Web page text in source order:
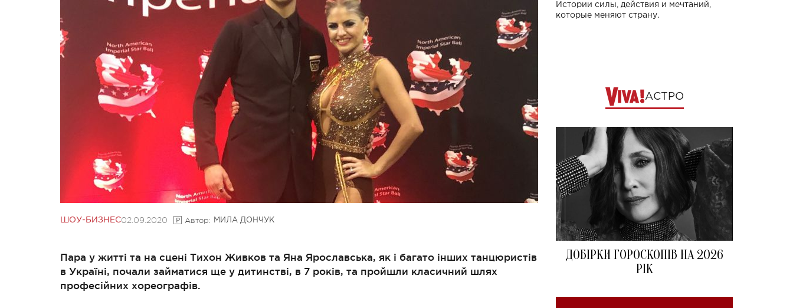
ШОУ-БИЗНЕС02.09.2020 Автор: МИЛА ДОНЧУК
Пара у житті та на сцені Тихон Живков та Яна Ярославська, як і багато інших танцюристів
в Україні, почали займатися ще у дитинстві, в 7 років, та пройшли класичний шлях
професійних хореографів.
Истории силы, действия и мечтаний,
которые меняют страну.
АСТРО
ДОБІРКИ ГОРОСКОПІВ НА 2026
РІК